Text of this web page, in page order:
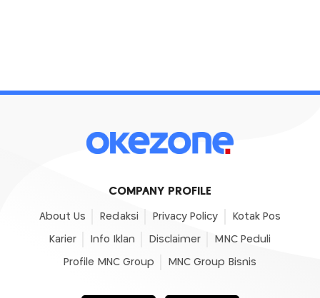
COMPANY PROFILE
About Us Redaksi Privacy Policy Kotak Pos
Karier Info Iklan Disclaimer MNC Peduli
Profile MNC Group MNC Group Bisnis